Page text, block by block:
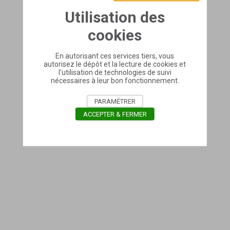
Utilisation des
cookies
En autorisant ces services tiers, vous
autorisez le dépôt et la lecture de cookies et
l'utilisation de technologies de suivi
nécessaires à leur bon fonctionnement.
PARAMÉTRER
ACCEPTER & FERMER